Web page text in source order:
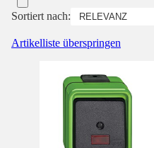
Sortiert nach:
Artikelliste überspringen